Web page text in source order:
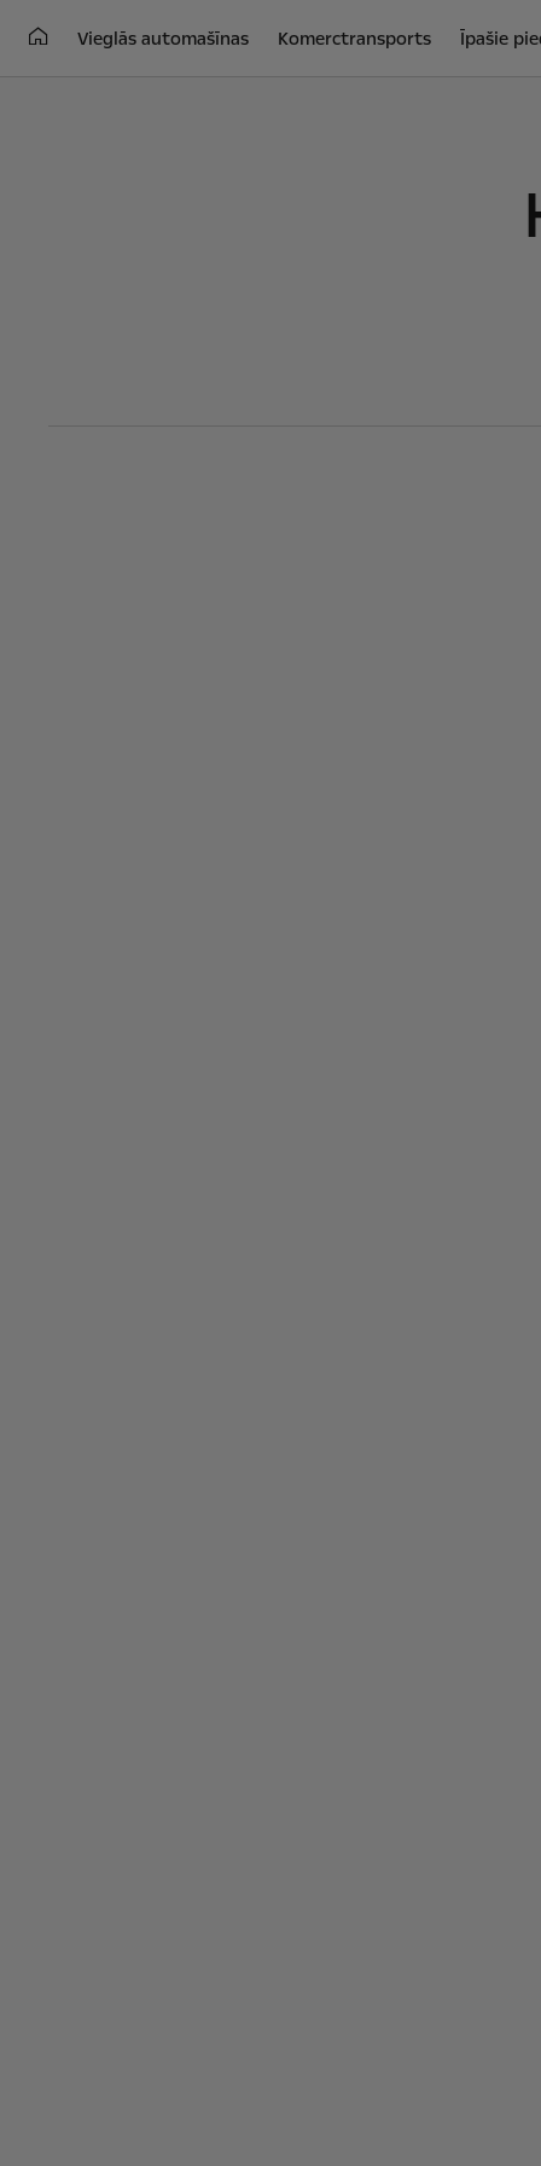
Vieglās automašīnas Komerctransports Īpašie